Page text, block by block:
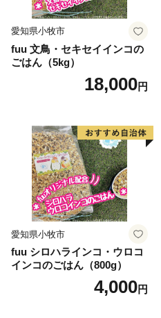
愛知県小牧市
fuu 文鳥・セキセイインコの
ごはん（5kg）
18,000円
愛知県小牧市
fuu シロハラインコ・ウロコ
インコのごはん（800g）
4,000円